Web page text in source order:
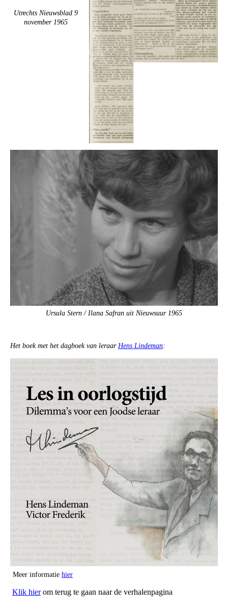
Utrechts Nieuwsblad 9
november 1965
Ursula Stern / Ilana Safran uit Nieuwsuur 1965
Het boek met het dagboek van leraar Hens Lindeman:
Meer informatie hier
Klik hierom terug te gaan naar de verhalenpagina